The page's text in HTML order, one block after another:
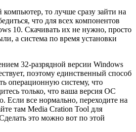
то лучше сразу зайти на
что для всех компонентов
10. Скачивать их не нужно, просто
а система по время установки
32-разрядной версии Windows
поэтому единственный способ
операционную систему, что
только, что ваша версия ОС
Если все нормально, переходите на
там Media Cration Tool для
это можно вот по этой